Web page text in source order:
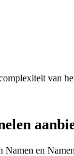
van
Namen en Namen